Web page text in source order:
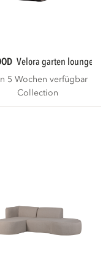
velora garten lounge
5 Wochen verfügbar
Collection